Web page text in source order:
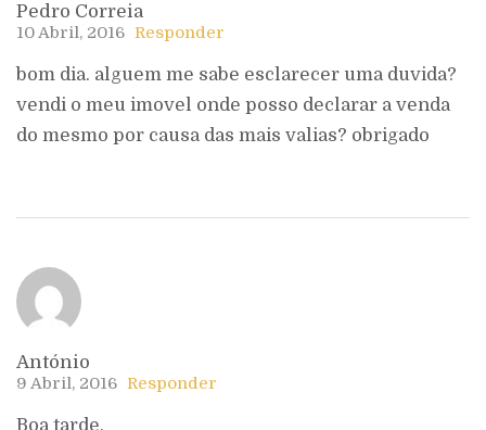
Pedro Correia
10 Abril, 2016 Responder
bom dia. alguem me sabe esclarecer uma duvida?
vendi o meu imovel onde posso declarar a venda
do mesmo por causa das mais valias? obrigado
António
9 Abril, 2016 Responder
Boa tarde,